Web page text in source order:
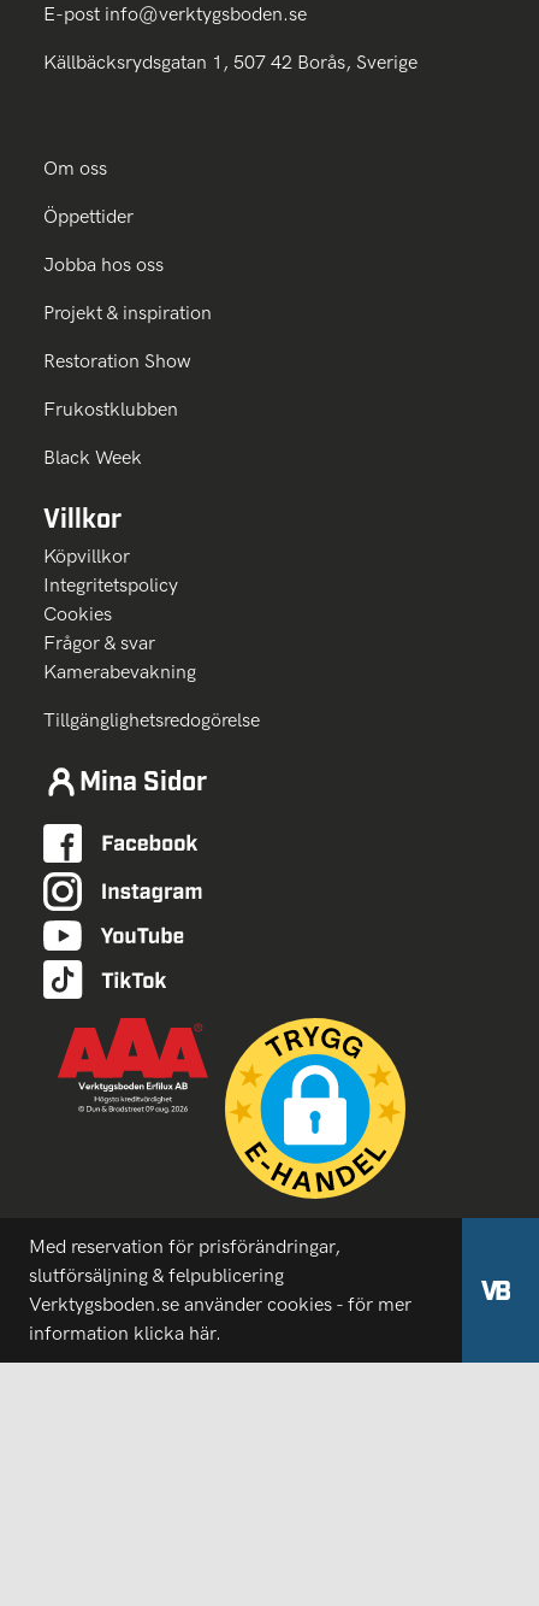
E-post info@verktygsboden.se
Källbäcksrydsgatan 1, 507 42 Borås, Sverige
Om oss
Öppettider
Jobba hos oss
Projekt & inspiration
Restoration Show
Frukostklubben
Black Week
Villkor
Köpvillkor
Integritetspolicy
Cookies
Frågor & svar
Kamerabevakning
Tillgänglighetsredogörelse
Mina Sidor
Med reservation för prisförändringar,
slutförsäljning & felpublicering
Verktygsboden.se använder cookies - för mer
information klicka här.